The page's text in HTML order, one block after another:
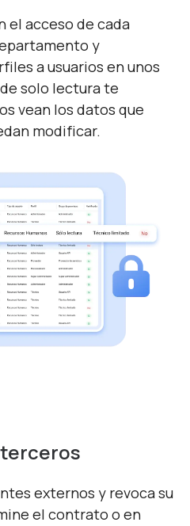
el acceso de cada
y
a usuarios en unos
solo lectura te
vean los datos que
modificar.
externos y revoca su
el contrato o en